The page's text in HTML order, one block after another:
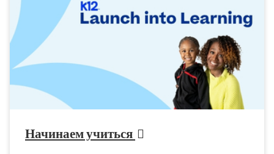
Начинаем учиться